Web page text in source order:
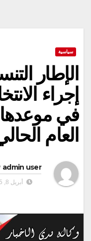
سياسية
الإطار
إجراء
في موعدها
العام
admin user
أبريل 8, 2025